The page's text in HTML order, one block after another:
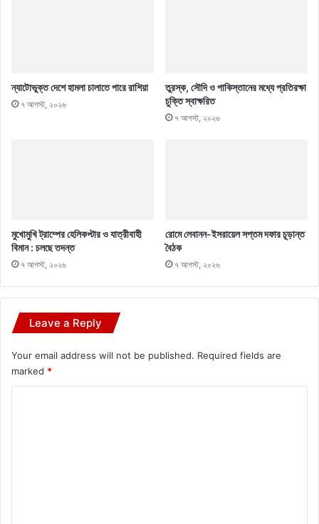
ন্যাটোভুক্ত দেশে হামলা চালাতে পারে রাশিয়া
৭ আগস্ট, ২০২৬
তুরস্ক, সৌদি ও পাকিস্তানের মধ্যে প্রতিরক্ষা
চুক্তি স্বাক্ষরিত
৭ আগস্ট, ২০২৬
মুখোমুখি ট্রাম্পের হেলিকপ্টার ও যাত্রীবাহী
বিমান : চলছে তদন্ত
৭ আগস্ট, ২০২৬
রোমে লেবানন-ইসরায়েল সপ্তম দফার চূড়ান্ত
বৈঠক
৭ আগস্ট, ২০২৬
Leave a Reply
Your email address will not be published. Required fields are
marked *